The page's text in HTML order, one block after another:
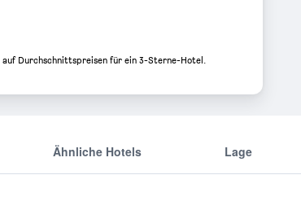
Ähnliche Hotels Lage
auf Durchschnittspreisen für ein 3-Sterne-Hotel.